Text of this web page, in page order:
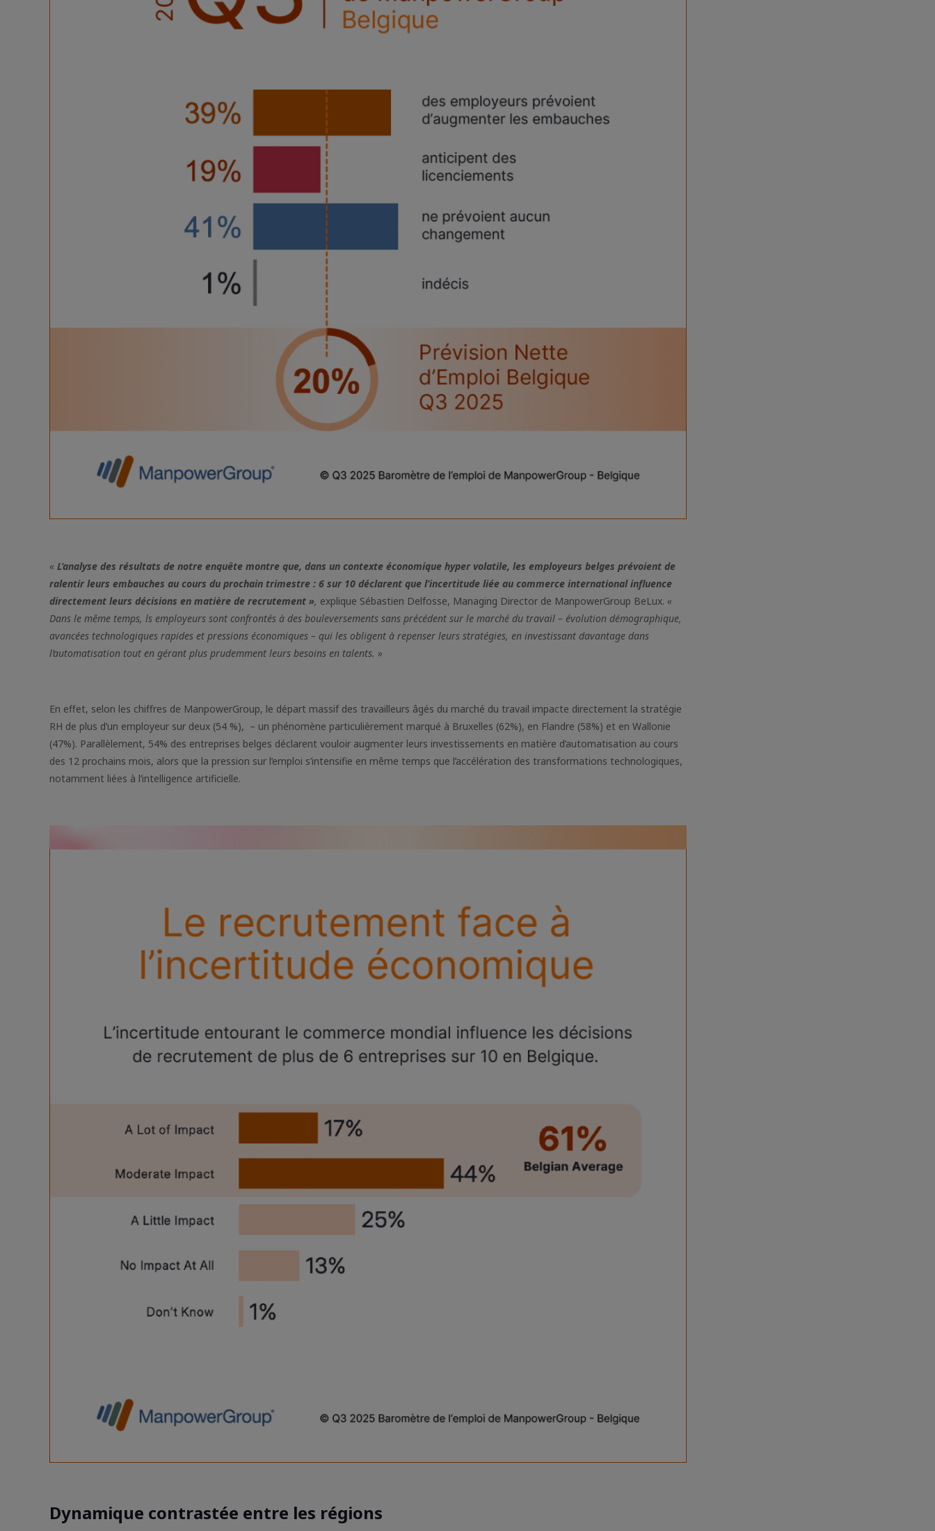
«L’analyse des résultats de notre enquête montre que, dans un contexte économique hyper volatile, les employeurs belges prévoient de
ralentir leurs embauches au cours du prochain trimestre : 6 sur 10 déclarent que l’incertitude liée au commerce international influence
directement leurs décisions en matière de recrutement », explique Sébastien Delfosse, Managing Director de ManpowerGroup BeLux. «
Dans le même temps, ls employeurs sont confrontés à des bouleversements sans précédent sur le marché du travail – évolution démographique,
avancées technologiques rapides et pressions économiques – qui les obligent à repenser leurs stratégies, en investissant davantage dans
l’automatisation tout en gérant plus prudemment leurs besoins en talents. »
En effet, selon les chiffres de ManpowerGroup, le départ massif des travailleurs âgés du marché du travail impacte directement la stratégie
RH de plus d’un employeur sur deux (54 %), – un phénomène particulièrement marqué à Bruxelles (62%), en Flandre (58%) et en Wallonie
(47%). Parallèlement, 54% des entreprises belges déclarent vouloir augmenter leurs investissements en matière d’automatisation au cours
des 12 prochains mois, alors que la pression sur l’emploi s’intensifie en même temps que l’accélération des transformations technologiques,
notamment liées à l’intelligence artificielle.
Dynamique contrastée entre les régions